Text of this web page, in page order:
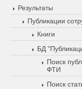
Результаты
Публикации
Книги
БД
Поиск
ФТИ
Поиск